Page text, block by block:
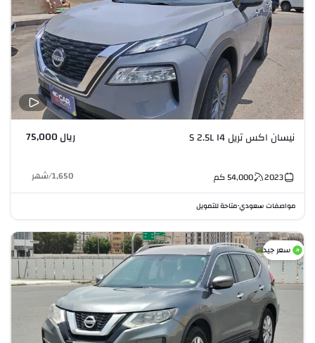
نيسان اكس تريل S 2.5L I4 ريال 75,000
2023
54,000كم 1,650
/شهر
مواصفات سعودي•متاحة للتمويل
سعر جيد